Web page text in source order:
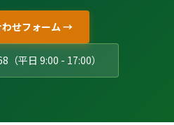
わせフォーム →
平日 9:00 - 17:00）